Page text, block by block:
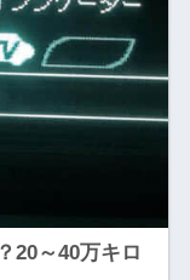
20～40万キロ